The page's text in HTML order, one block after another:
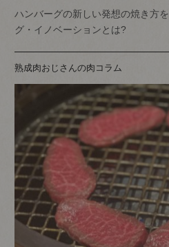
ハンバーグの新しい発想の焼き方
グ・イノベーションとは?
熟成肉おじさんの肉コラム